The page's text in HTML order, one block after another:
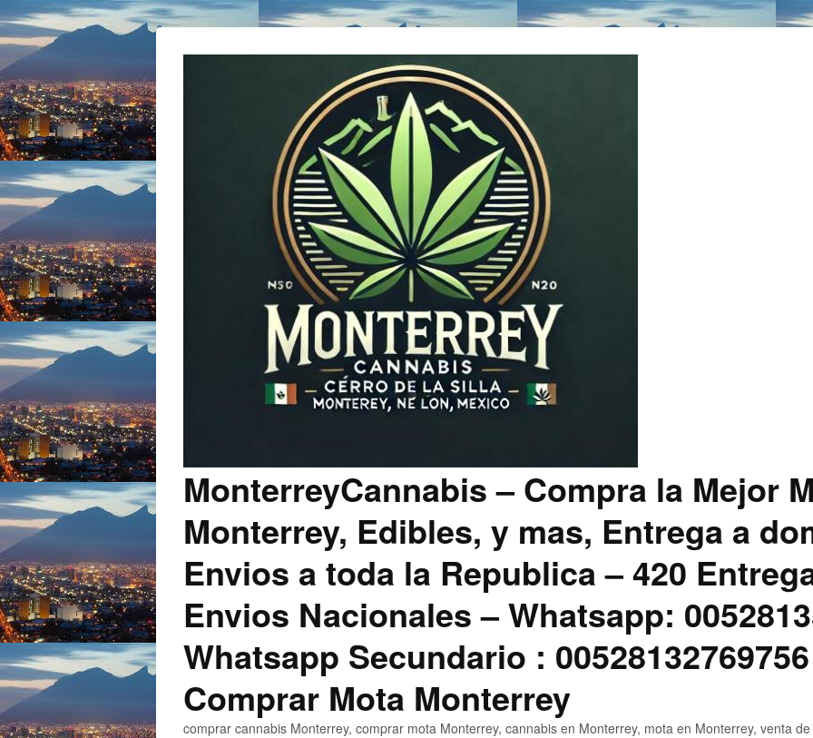
MonterreyCannabis – Compra la Mejor
Monterrey, Edibles, y mas, Entrega a
Envios a toda la Republica – 420
Envios Nacionales – Whatsapp:
Whatsapp Secundario :
Comprar Mota Monterrey
comprar cannabis Monterrey, comprar mota Monterrey, cannabis en Monterrey, mota en Monterrey, venta